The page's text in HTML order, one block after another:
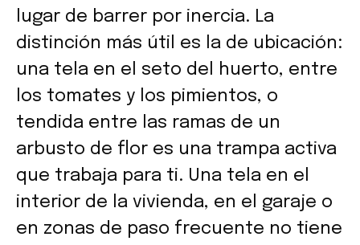
lugar de barrer por inercia. La
distinción más útil es la de ubicación:
una tela en el seto del huerto, entre
los tomates y los pimientos, o
tendida entre las ramas de un
arbusto de flor es una trampa activa
que trabaja para ti. Una tela en el
interior de la vivienda, en el garaje o
en zonas de paso frecuente no tiene